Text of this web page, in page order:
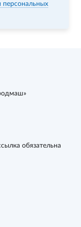
персональных
обязательна